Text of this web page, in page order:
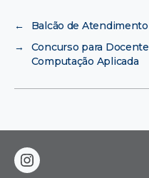
←
Balcão de
→
Concurso para
Computação Aplicada
instagram